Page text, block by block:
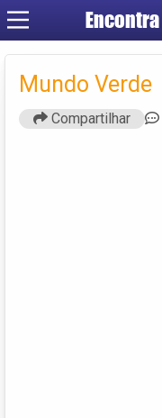
Encontra
Mundo Verde
Compartilhar